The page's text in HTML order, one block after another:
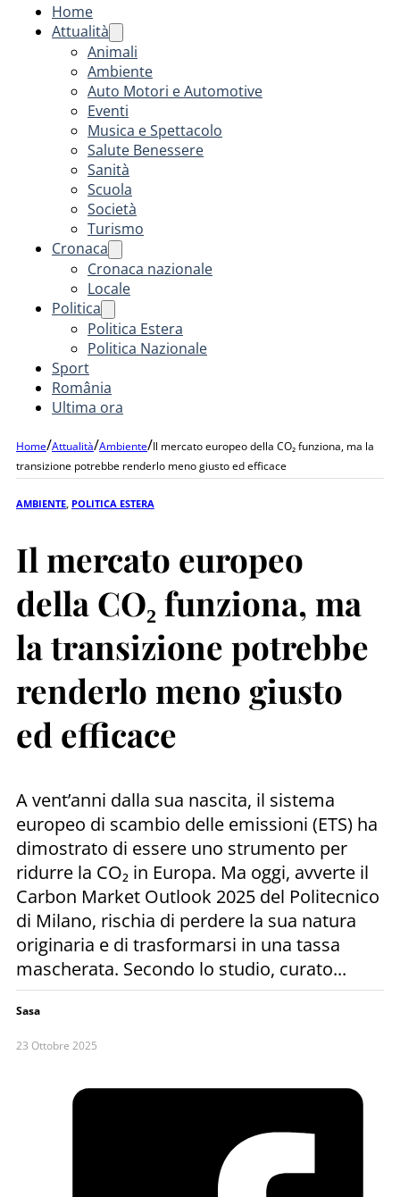
Home
Attualità
Animali
Ambiente
Auto Motori e Automotive
Eventi
Musica e Spettacolo
Salute Benessere
Sanità
Scuola
Società
Turismo
Cronaca
Cronaca nazionale
Locale
Politica
Politica Estera
Politica Nazionale
Sport
România
Ultima ora
Home/Attualità/Ambiente/Il mercato europeo della CO₂ funziona, ma la
transizione potrebbe renderlo meno giusto ed efficace
AMBIENTE POLITICA ESTERA
Il mercato europeo
della CO₂ funziona, ma
la transizione potrebbe
renderlo meno giusto
ed efficace
A vent’anni dalla sua nascita, il sistema
europeo di scambio delle emissioni (ETS) ha
dimostrato di essere uno strumento per
ridurre la CO₂ in Europa. Ma oggi, avverte il
Carbon Market Outlook 2025 del Politecnico
di Milano, rischia di perdere la sua natura
originaria e di trasformarsi in una tassa
mascherata. Secondo lo studio, curato...
Sasa
23 Ottobre 2025